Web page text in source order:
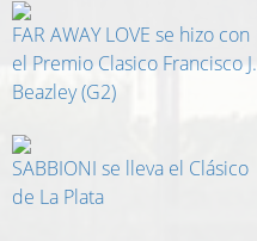
FAR AWAY LOVE se hizo con
el Premio Clasico Francisco J.
Beazley (G2)
SABBIONI se lleva el Clásico
de La Plata